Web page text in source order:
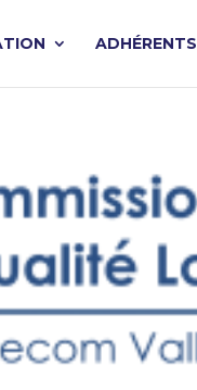
ADHÉRENTS